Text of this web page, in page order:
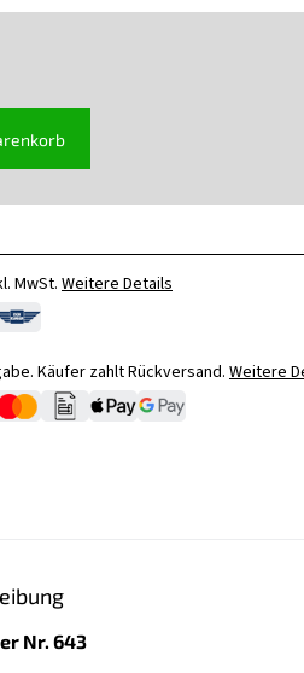
MwSt. Weitere Details
Käufer zahlt Rückversand. Weitere
Nr. 643